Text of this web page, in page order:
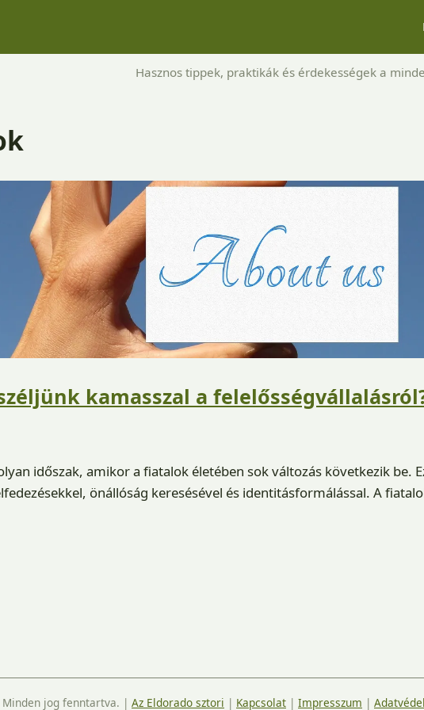
Hasznos tippek, praktikák és érdekességek a
kamasszal a
időszak, amikor a fiatalok életében sok változás következik be.
önállóság keresésével és identitásformálással. A
jog fenntartva. | Az Eldorado sztori | Kapcsolat | Impresszum |